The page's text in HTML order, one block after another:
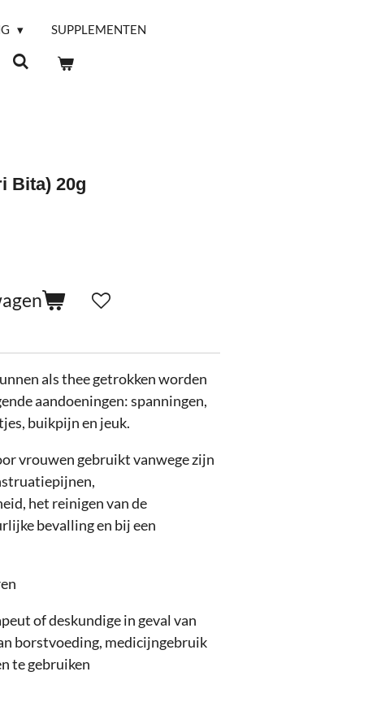
SUPPLEMENTEN
Bita) 20g
als thee getrokken worden
aandoeningen: spanningen,
buikpijn en jeuk.
vrouwen gebruikt vanwege zijn
het reinigen van de
bevalling en bij een
of deskundige in geval van
borstvoeding, medicijngebruik
te gebruiken